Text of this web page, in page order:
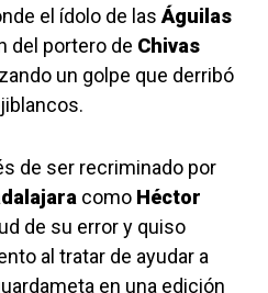
el ídolo de lasÁguilas
del portero de Chivas
un golpe que derribó
de ser recriminado por
como Héctor
de su error y quiso
al tratar de ayudar a
en una edición